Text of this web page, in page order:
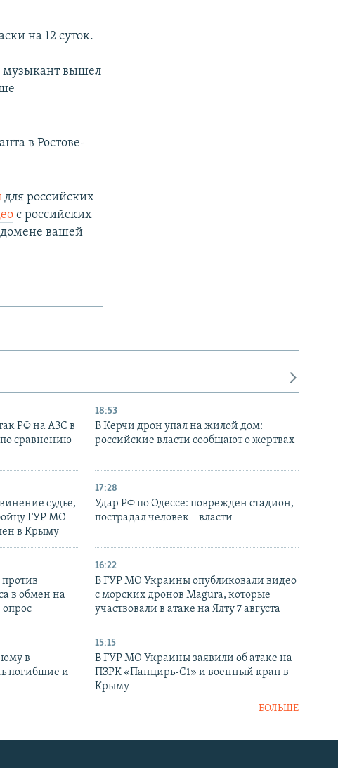
на 12 суток.
музыкант вышел
в Ростове-
для российских
с российских
домене вашей
РФ на АЗС в
по сравнению
18:53
В Керчи дрон упал на жилой дом:
российские власти сообщают о жертвах
судье,
ГУР МО
в Крыму
17:28
Удар РФ по Одессе: поврежден стадион,
пострадал человек – власти
в обмен на
опрос
16:22
В ГУР МО Украины опубликовали видео
с морских дронов Magura, которые
участвовали в атаке на Ялту 7 августа
в
погибшие и
15:15
В ГУР МО Украины заявили об атаке на
ПЗРК «Панцирь-С1» и военный кран в
Крыму
БОЛЬШЕ